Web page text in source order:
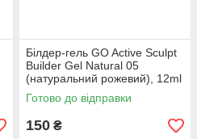
Білдер-гель GO Active Sculpt
Builder Gel Natural 05
(натуральний рожевий), 12ml
Готово до відправки
150 ₴